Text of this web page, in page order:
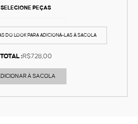
SELECIONE PEÇAS
DO LOOK PARA ADICIONÁ-LAS À SACOLA
TOTAL :R$728,00
À SACOLA